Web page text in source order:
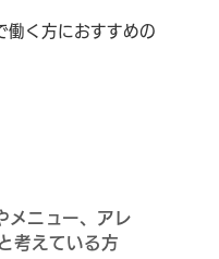
働く方におすすめの
メニュー、アレ
考えている方